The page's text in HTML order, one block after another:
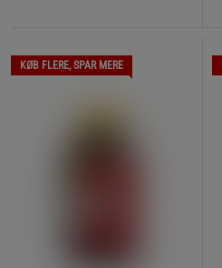
KØB FLERE, SPAR MERE